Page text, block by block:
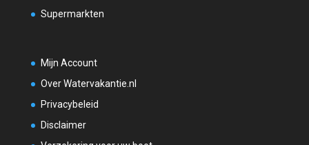
Supermarkten
Mijn Account
Over Watervakantie.nl
Privacybeleid
Disclaimer